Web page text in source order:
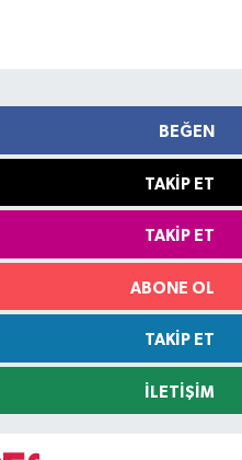
BEĞEN
TAKIP ET
TAKIP ET
ABONE OL
TAKIP ET
İLETIŞIM